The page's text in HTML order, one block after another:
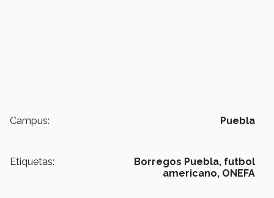
Campus: Puebla
Etiquetas: Borregos Puebla, futbol
americano, ONEFA